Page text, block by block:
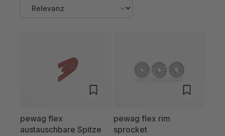
pewag flex
austauschbare Spitze
pewag flex rim
sprocket